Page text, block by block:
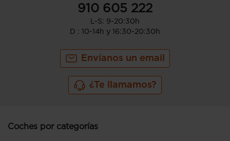
910 605 222
L-S: 9-20:30h
D : 10-14h y 16:30-20:30h
Envíanos un email
¿Te llamamos?
Coches por categorías